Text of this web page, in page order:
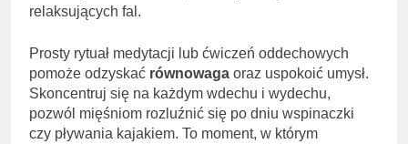
relaksujących fal.
Prosty rytuał medytacji lub ćwiczeń oddechowych
pomoże odzyskać równowaga oraz uspokoić umysł.
Skoncentruj się na każdym wdechu i wydechu,
pozwól mięśniom rozluźnić się po dniu wspinaczki
czy pływania kajakiem. To moment, w którym